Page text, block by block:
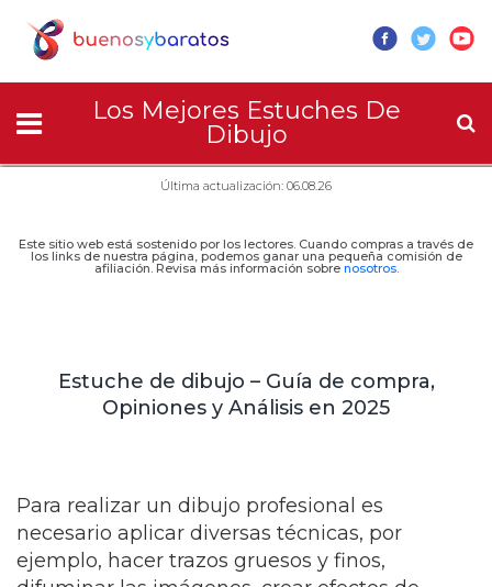
Los Mejores Estuches De
Dibujo
Última actualización: 06.08.26
Este sitio web está sostenido por los lectores. Cuando compras a través de
los links de nuestra página, podemos ganar una pequeña comisión de
afiliación. Revisa más información sobre nosotros.
Estuche de dibujo – Guía de compra,
Opiniones y Análisis en 2025
Para realizar un dibujo profesional es
necesario aplicar diversas técnicas, por
ejemplo, hacer trazos gruesos y finos,